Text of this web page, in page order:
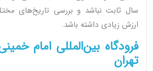
سال ثابت نباشد و بررسی تاریخ‌های
ارزش زیادی داشته باشد.
فرودگاه بین‌المللی امام
تهران